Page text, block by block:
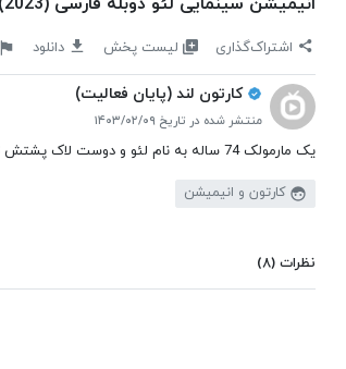
اشتراک‌گذاری لیست پخش دانلود
کارتون لند (پایان فعالیت)
منتشر شده در تاریخ ۱۴۰۳/۰۲/۰۹
یک مارمولک 74 ساله به نام لئو و دوست لاک پشتش تصمیم می گیرند از تراریوم کلاس درس مدرسه فلوریدا فرار کنند که دهه ها در آن زندگی می کنند.
کارتون و انیمیشن
نظرات (۸)